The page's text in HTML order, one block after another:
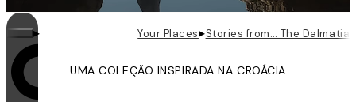
O loop está ativado
▸ Your Places▸Stories from… The
UMA COLEÇÃO INSPIRADA NA CROÁCIA